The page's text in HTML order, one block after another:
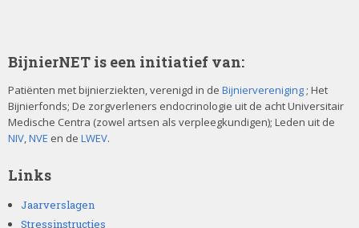
BijnierNET is een initiatief van:
Patiënten met bijnierziekten, verenigd in de Bijniervereniging ; Het
Bijnierfonds; De zorgverleners endocrinologie uit de acht Universitair
Medische Centra (zowel artsen als verpleegkundigen); Leden uit de
NIV,NVE en de LWEV.
Links
Jaarverslagen
Stressinstructies